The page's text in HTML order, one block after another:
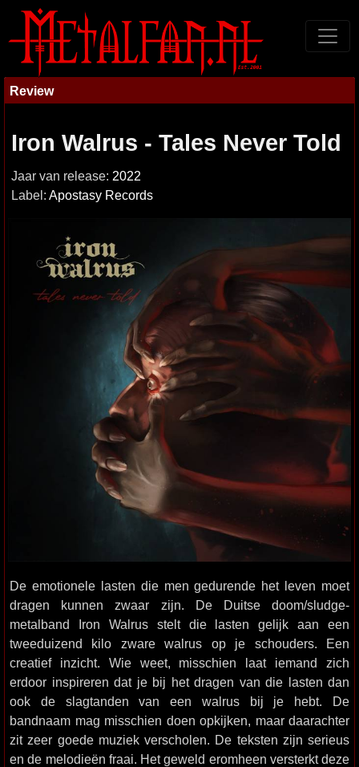
Review
Iron Walrus - Tales Never Told
Jaar van release: 2022
Label: Apostasy Records
De emotionele lasten die men gedurende het leven moet
dragen kunnen zwaar zijn. De Duitse doom/sludge-
metalband Iron Walrus stelt die lasten gelijk aan een
tweeduizend kilo zware walrus op je schouders. Een
creatief inzicht. Wie weet, misschien laat iemand zich
erdoor inspireren dat je bij het dragen van die lasten dan
ook de slagtanden van een walrus bij je hebt. De
bandnaam mag misschien doen opkijken, maar daarachter
zit zeer goede muziek verscholen. De teksten zijn serieus
en de melodieën fraai. Het geweld eromheen versterkt deze